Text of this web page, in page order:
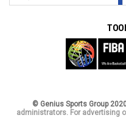
© Genius Sports Group
administrators. For advertising